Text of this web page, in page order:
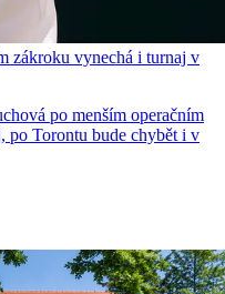
zákroku vynechá i turnaj v
po menším operačním
po Torontu bude chybět i v